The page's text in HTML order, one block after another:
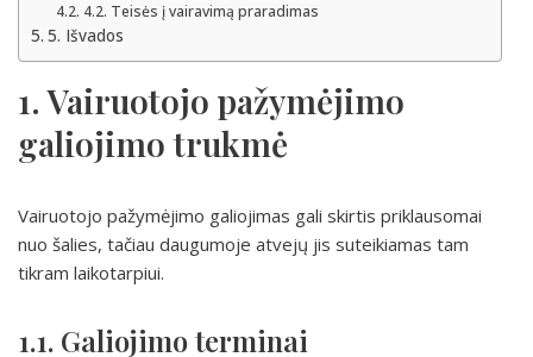
4.2. Teisės į vairavimą praradimas
5. Išvados
1. Vairuotojo pažymėjimo
galiojimo trukmė
Vairuotojo pažymėjimo galiojimas gali skirtis priklausomai
nuo šalies, tačiau daugumoje atvejų jis suteikiamas tam
tikram laikotarpiui.
1.1. Galiojimo terminai